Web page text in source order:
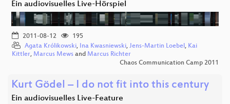
Ein audiovisuelles Live-Hörspiel
2011-08-12
195
Agata Królikowski, Ina Kwasniewski, Jens-Martin Loebel, Kai
Kittler, Marcus Mews and Marcus Richter
Chaos Communication Camp 2011
Kurt Gödel – I do not fit into this century
Ein audiovisuelles Live-Feature